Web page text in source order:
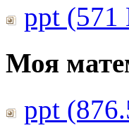
ppt (571
Моя
ppt